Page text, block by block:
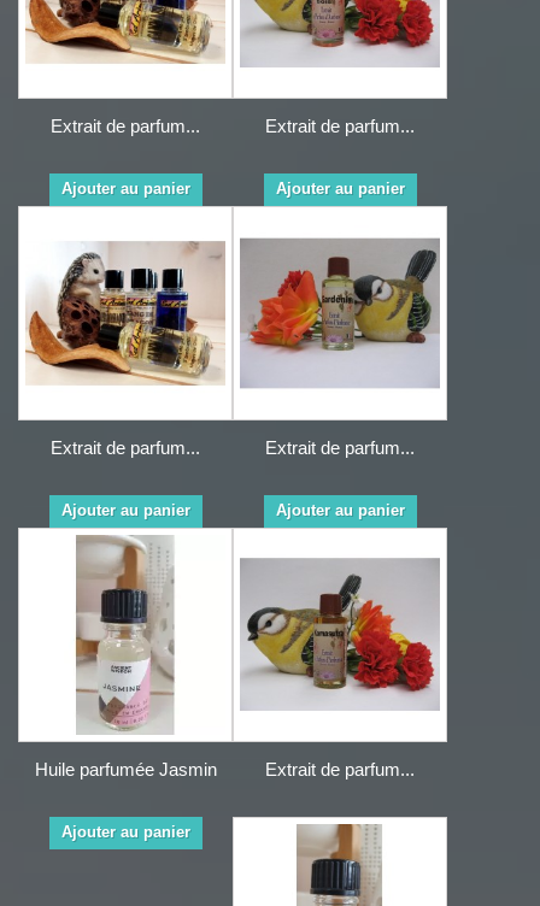
Extrait de parfum...
Ajouter au panier
Extrait de parfum...
Ajouter au panier
Extrait de parfum...
Ajouter au panier
Extrait de parfum...
Ajouter au panier
Huile parfumée Jasmin
Ajouter au panier
Extrait de parfum...